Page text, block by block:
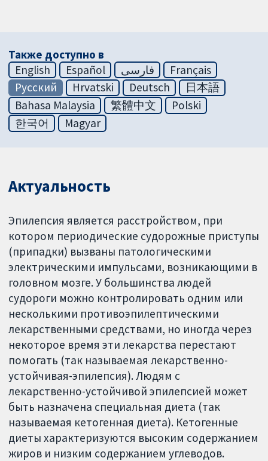
Также доступно в
English
Español فارسی
Français
Русский
Hrvatski Deutsch
日本語
Bahasa Malaysia
繁體中文
Polski
한국어
Magyar
Актуальность
Эпилепсия является расстройством, при
котором периодические судорожные приступы
(припадки) вызваны патологическими
электрическими импульсами, возникающими в
головном мозге. У большинства людей
судороги можно контролировать одним или
несколькими противоэпилептическими
лекарственными средствами, но иногда через
некоторое время эти лекарства перестают
помогать (так называемая лекарственно-
устойчивая-эпилепсия). Людям с
лекарственно-устойчивой эпилепсией может
быть назначена специальная диета (так
называемая кетогенная диета). Кетогенные
диеты характеризуются высоким содержанием
жиров и низким содержанием углеводов.